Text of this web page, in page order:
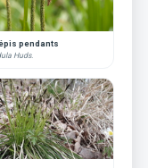
pendants
Huds.